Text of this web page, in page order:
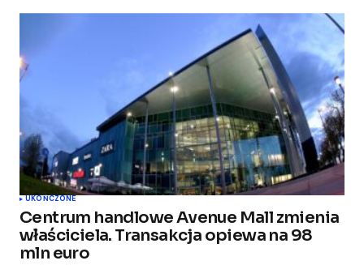
UKOŃCZONE
Centrum handlowe Avenue Mall zmienia
właściciela. Transakcja opiewa na 98
mln euro